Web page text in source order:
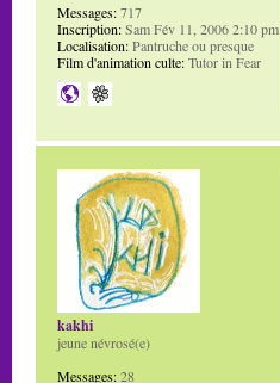
Messages:717
Inscription:Sam Fév 11, 2006 2:10 pm
Localisation:Pantruche ou presque
Film d'animation culte:Tutor in Fear
kakhi
jeune névrosé(e)
Messages:28